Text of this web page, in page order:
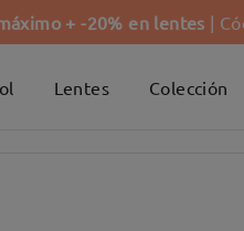
+ -20% en lentes |
Lentes Colección